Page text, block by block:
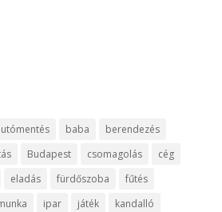
baba
berendezés
Budapest csomagolás
cég
eladás fürdőszoba
fűtés
ipar játék
kandalló